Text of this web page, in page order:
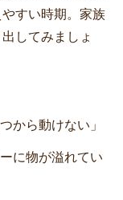
すい時期。家族
してみましょ
から動けない」
に物が溢れてい